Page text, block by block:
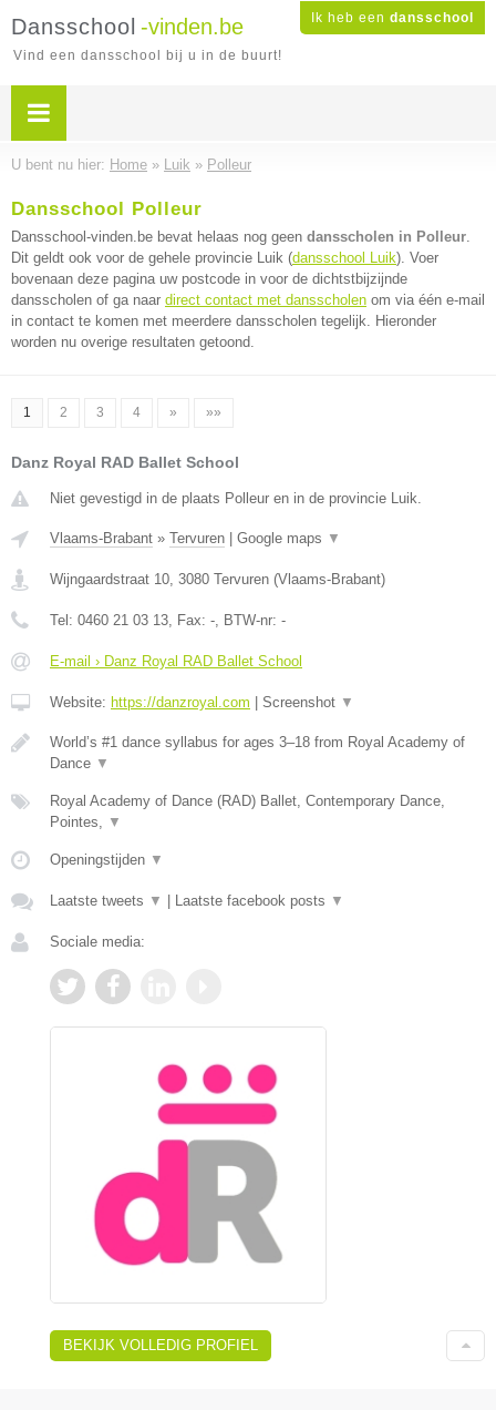
Ik heb een dansschool
Dansschool -vinden.be
Vind een dansschool bij u in de buurt!
U bent nu hier: Home » Luik » Polleur
Dansschool Polleur
Dansschool-vinden.be bevat helaas nog geen dansscholen in Polleur.
Dit geldt ook voor de gehele provincie Luik (dansschool Luik). Voer
bovenaan deze pagina uw postcode in voor de dichtstbijzijnde
dansscholen of ga naar direct contact met dansscholen om via één e-mail
in contact te komen met meerdere dansscholen tegelijk. Hieronder
worden nu overige resultaten getoond.
1 2 3 4 » »»
Danz Royal RAD Ballet School
Niet gevestigd in de plaats Polleur en in de provincie Luik.
Vlaams-Brabant » Tervuren Google maps ▼
Wijngaardstraat 10, 3080 Tervuren (Vlaams-Brabant)
Tel: 0460 21 03 13, Fax: -, BTW-nr: -
E-mail › Danz Royal RAD Ballet School
Website: https://danzroyal.com Screenshot ▼
World’s #1 dance syllabus for ages 3–18 from Royal Academy of
Dance ▼
Royal Academy of Dance (RAD) Ballet, Contemporary Dance,
Pointes, ▼
Openingstijden ▼
Laatste tweets ▼ Laatste facebook posts ▼
Sociale media:
BEKIJK VOLLEDIG PROFIEL